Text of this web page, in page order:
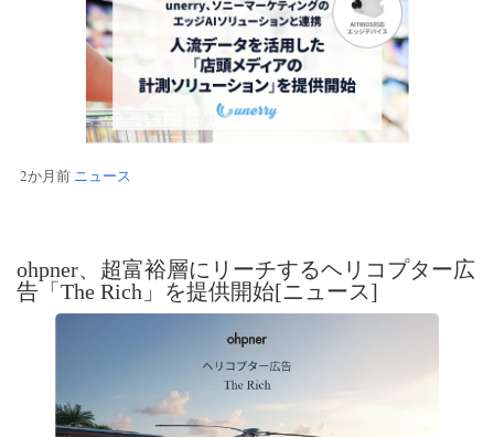
2か月前 ニュース
ohpner、超富裕層にリーチするヘリコプター広
告「The Rich」を提供開始[ニュース]